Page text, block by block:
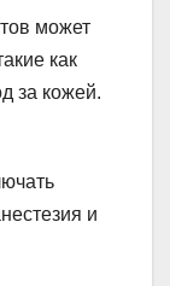
может
как
за кожей.
и